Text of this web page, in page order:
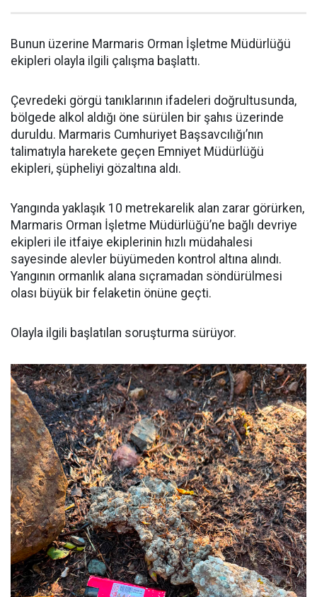
Bunun üzerine Marmaris Orman İşletme Müdürlüğü
ekipleri olayla ilgili çalışma başlattı.
Çevredeki görgü tanıklarının ifadeleri doğrultusunda,
bölgede alkol aldığı öne sürülen bir şahıs üzerinde
duruldu. Marmaris Cumhuriyet Başsavcılığı’nın
talimatıyla harekete geçen Emniyet Müdürlüğü
ekipleri, şüpheliyi gözaltına aldı.
Yangında yaklaşık 10 metrekarelik alan zarar görürken,
Marmaris Orman İşletme Müdürlüğü’ne bağlı devriye
ekipleri ile itfaiye ekiplerinin hızlı müdahalesi
sayesinde alevler büyümeden kontrol altına alındı.
Yangının ormanlık alana sıçramadan söndürülmesi
olası büyük bir felaketin önüne geçti.
Olayla ilgili başlatılan soruşturma sürüyor.